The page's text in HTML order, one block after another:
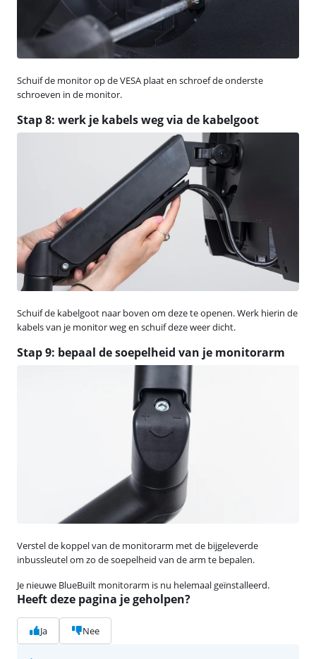
Schuif de monitor op de VESA plaat en schroef de onderste
schroeven in de monitor.
Stap 8: werk je kabels weg via de kabelgoot
Schuif de kabelgoot naar boven om deze te openen. Werk hierin de
kabels van je monitor weg en schuif deze weer dicht.
Stap 9: bepaal de soepelheid van je monitorarm
Verstel de koppel van de monitorarm met de bijgeleverde
inbussleutel om zo de soepelheid van de arm te bepalen.
Je nieuwe BlueBuilt monitorarm is nu helemaal geïnstalleerd.
Heeft deze pagina je geholpen?
Ja Nee